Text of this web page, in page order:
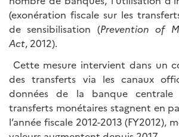
(exonération fiscale sur les
de sensibilisation (Prevention of
Act, 2012).
Cette mesure intervient dans un
des transferts via les canaux
données de la banque centrale
transferts monétaires stagnent en
l’année fiscale 2012-2013 (FY2012),